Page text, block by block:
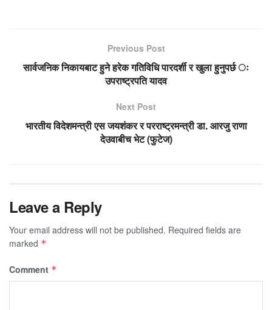
Previous Post
सार्वजनिक निकायबाट हुने हरेक गतिविधि पारदर्शी र खुला हुनुपर्छ ः
उपराष्ट्रपति यादव
Next Post
भारतीय विदेशमन्त्री एस जयशंकर र परराष्ट्रमन्त्री डा. आरजु राणा
देउवाबीच भेट (फुटेज)
Leave a Reply
Your email address will not be published. Required fields are
marked *
Comment *